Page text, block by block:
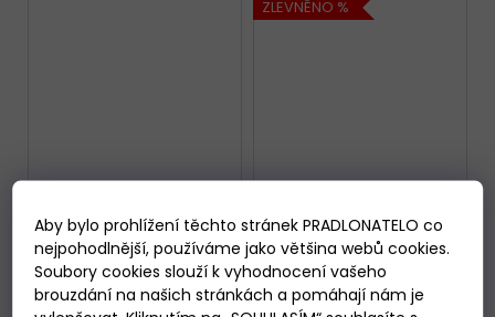
Aby bylo prohlížení těchto stránek PRADLONATELO co
nejpohodlnější, používáme jako většina webů cookies.
Soubory cookies slouží k vyhodnocení vašeho
brouzdání na našich stránkách a pomáhají nám je
ZLEVNĚNO %